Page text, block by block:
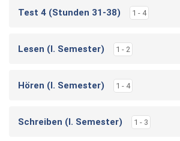
Test 4 (Stunden 31-38) 1 - 4
Lesen (I. Semester) 1 - 2
Hören (I. Semester) 1 - 4
Schreiben (I. Semester) 1 - 3